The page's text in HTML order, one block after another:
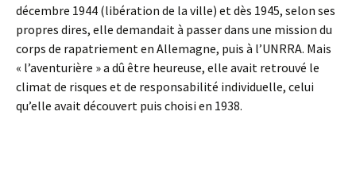
décembre 1944 (libération de la ville) et dès 1945, selon ses
propres dires, elle demandait à passer dans une mission du
corps de rapatriement en Allemagne, puis à l’UNRRA. Mais
« l’aventurière » a dû être heureuse, elle avait retrouvé le
climat de risques et de responsabilité individuelle, celui
qu’elle avait découvert puis choisi en 1938.